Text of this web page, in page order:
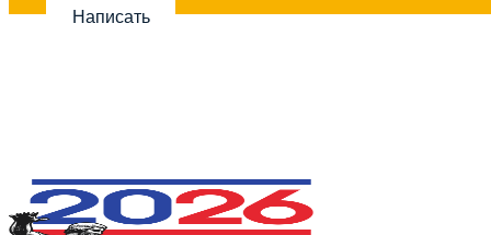
Написать